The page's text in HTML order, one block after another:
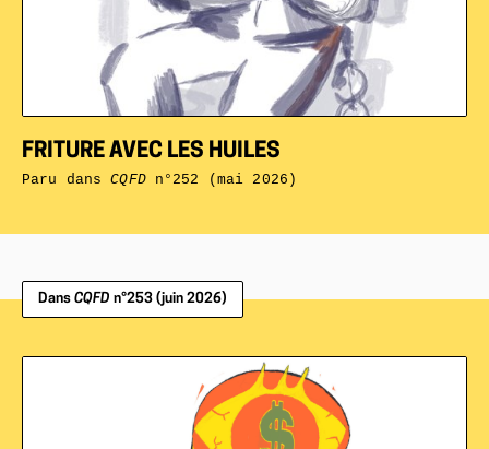
FRITURE AVEC LES HUILES
Paru dansCQFDn°252 (mai 2026)
Dans CQFD n°253 (juin 2026)